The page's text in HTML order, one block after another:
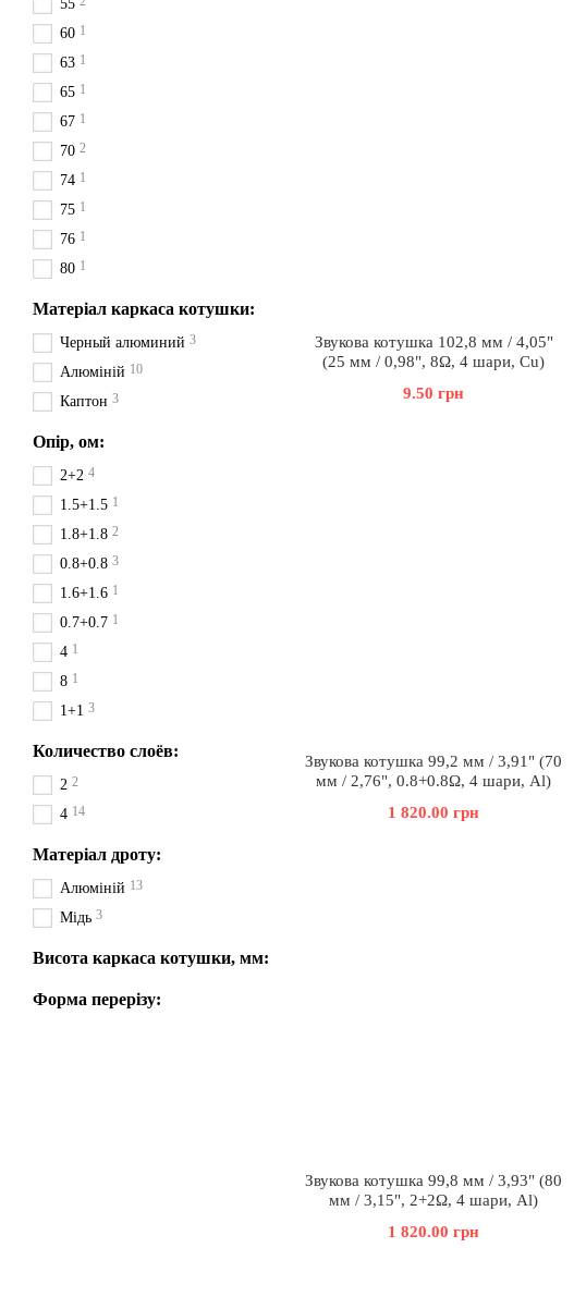
Звукова котушка 102,8 мм / 4,05"
(25 мм / 0,98", 8Ω, 4 шари, Cu)
9.50 грн
Звукова котушка 99,2 мм / 3,91" (70
мм / 2,76", 0.8+0.8Ω, 4 шари, Al)
1 820.00 грн
Звукова котушка 99,8 мм / 3,93" (80
мм / 3,15", 2+2Ω, 4 шари, Al)
1 820.00 грн
55
60 1
63 1
65 1
67 1
70 2
74 1
75 1
76 1
80 1
Матеріал каркаса котушки:
Черный алюминий 3
Алюміній 10
Каптон 3
Опір, ом:
2+2 4
1.5+1.5 1
1.8+1.8 2
0.8+0.8 3
1.6+1.6 1
0.7+0.7 1
4 1
8 1
1+1 3
Количество слоёв:
2 2
4 14
Матеріал дроту:
Алюміній 13
Мідь 3
Висота каркаса котушки, мм:
Форма перерізу: